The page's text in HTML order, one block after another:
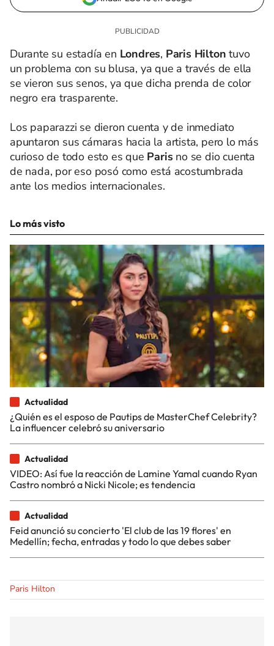
Durante su estadía en Londres, Paris Hilton tuvo
un problema con su blusa, ya que a través de ella
se vieron sus senos, ya que dicha prenda de color
negro era trasparente.
Los paparazzi se dieron cuenta y de inmediato
apuntaron sus cámaras hacia la artista, pero lo más
curioso de todo esto es que Parisno se dio cuenta
de nada, por eso posó como está acostumbrada
ante los medios internacionales.
Lo más visto
Actualidad
¿Quién es el esposo de Pautips de MasterChef Celebrity?
La influencer celebró su aniversario
Actualidad
VIDEO: Así fue la reacción de Lamine Yamal cuando Ryan
Castro nombró a Nicki Nicole; es tendencia
Actualidad
Feid anunció su concierto 'El club de las 19 flores' en
Medellín; fecha, entradas y todo lo que debes saber
Paris Hilton